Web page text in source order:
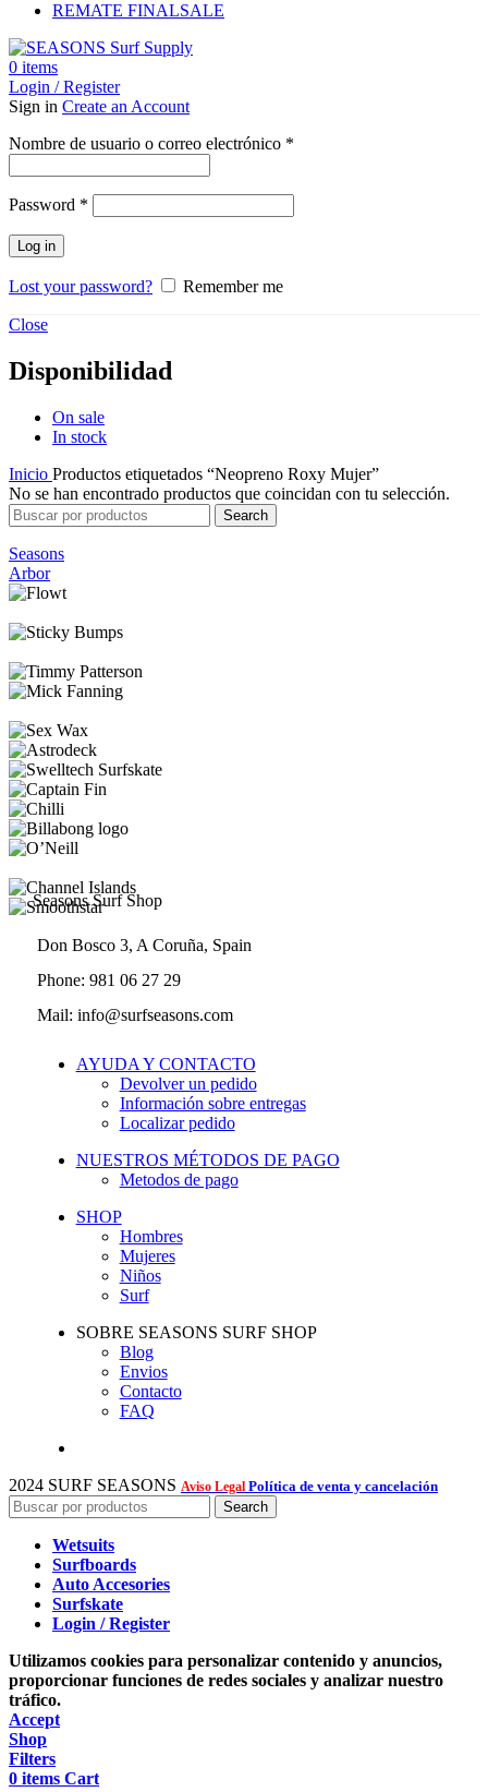
REMATE FINALSALE
0 items
Login / Register
Sign in Create an Account
Nombre de usuario o correo electrónico *
Password *
Log in
Lost your password? Remember me
Close
Disponibilidad
On sale
In stock
Inicio Productos etiquetados “Neopreno Roxy Mujer”
No se han encontrado productos que coincidan con tu selección.
Search
Seasons
Arbor
Seasons Surf Shop
Don Bosco 3, A Coruña, Spain
Phone: 981 06 27 29
Mail: info@surfseasons.com
AYUDA Y CONTACTO
Devolver un pedido
Información sobre entregas
Localizar pedido
NUESTROS MÉTODOS DE PAGO
Metodos de pago
SHOP
Hombres
Mujeres
Niños
Surf
SOBRE SEASONS SURF SHOP
Blog
Envios
Contacto
FAQ
2024 SURF SEASONS Aviso Legal Política de venta y cancelación
Search
Wetsuits
Surfboards
Auto Accesories
Surfskate
Login / Register
Utilizamos cookies para personalizar contenido y anuncios,
proporcionar funciones de redes sociales y analizar nuestro
tráfico.
Accept
Shop
Filters
0 items Cart